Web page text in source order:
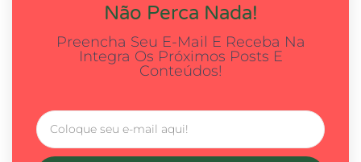
Não Perca Nada!
Preencha Seu E-Mail E Receba Na
Integra Os Próximos Posts E
Conteúdos!